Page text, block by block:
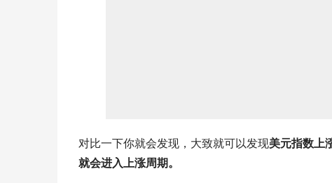
对比一下你就会发现，大致就可以发现美元指数上
就会进入上涨周期。